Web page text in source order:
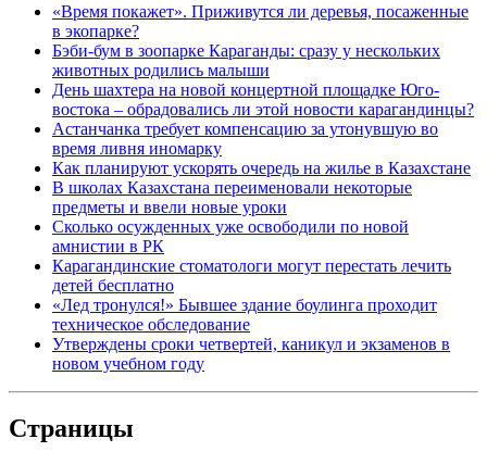
«Время покажет». Приживутся ли деревья, посаженные
в экопарке?
Бэби-бум в зоопарке Караганды: сразу у нескольких
животных родились малыши
День шахтера на новой концертной площадке Юго-
востока – обрадовались ли этой новости карагандинцы?
Астанчанка требует компенсацию за утонувшую во
время ливня иномарку
Как планируют ускорять очередь на жилье в Казахстане
В школах Казахстана переименовали некоторые
предметы и ввели новые уроки
Сколько осужденных уже освободили по новой
амнистии в РК
Карагандинские стоматологи могут перестать лечить
детей бесплатно
«Лед тронулся!» Бывшее здание боулинга проходит
техническое обследование
Утверждены сроки четвертей, каникул и экзаменов в
новом учебном году
Страницы